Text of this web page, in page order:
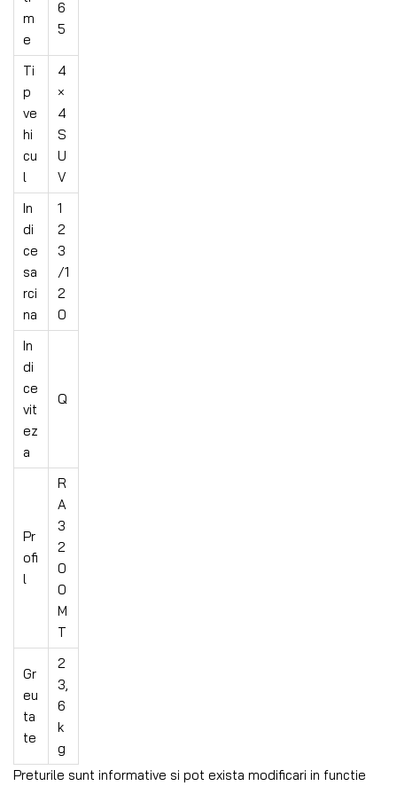
m
e
6
5
Ti
p
ve
hi
cu
l
4
×
4
S
U
V
In
di
ce
sa
rci
na
1
2
3
/1
2
0
In
di
ce
vit
ez
a
Q
Pr
ofi
l
R
A
3
2
0
0
M
T
Gr
eu
ta
te
2
3,
6
k
g
Preturile sunt informative si pot exista modificari in functie